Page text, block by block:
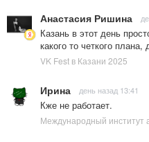
Анастасия Ришина
Казань в этот день
какого то четкого
VK Fest в Казани 2025
Ирина день назад 13:41
Кже не работает.
Международный институт